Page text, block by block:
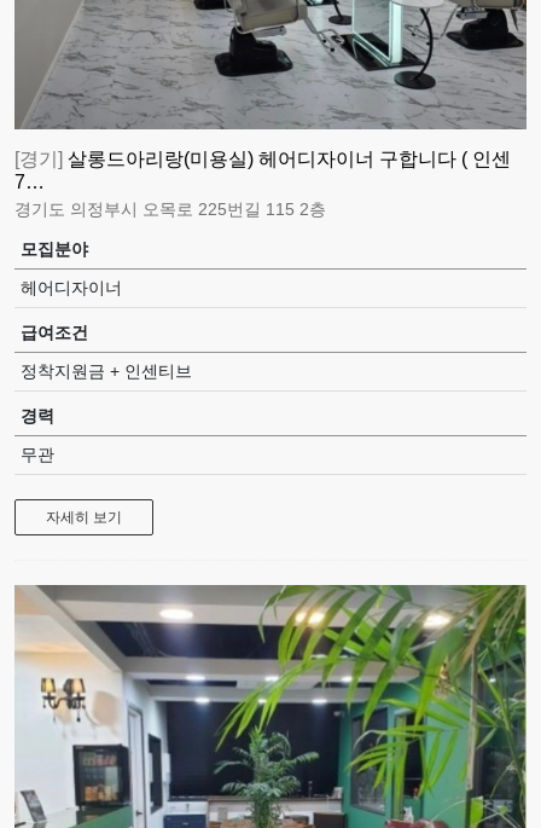
[경기]
7…
경기도 의정부시 오목로 225번길 115 2층
모집분야
헤어디자이너
급여조건
정착지원금 + 인센티브
경력
무관
자세히 보기